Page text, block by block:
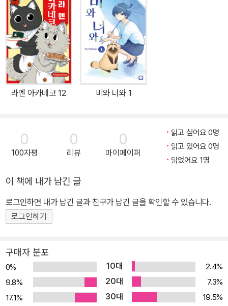
라멘 아카네코 12 비와 너와 1
0
100자평
0
리뷰
0
마이페이퍼
읽고 싶어요 0명
읽고 있어요 0명
읽었어요 1명
이 책에 내가 남긴 글
로그인하면 내가 남긴 글과 친구가 남긴 글을 확인할 수 있습니다.
로그인하기
구매자 분포
0% 10대
2.4%
9.8%
20대
7.3%
17.1%
30대
19.5%